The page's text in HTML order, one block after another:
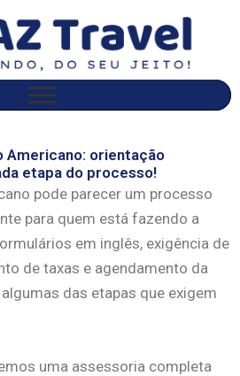
Americano: orientação
etapa do processo!
pode parecer um processo
para quem está fazendo a
em inglês, exigência de
de taxas e agendamento da
das etapas que exigem
uma assessoria completa